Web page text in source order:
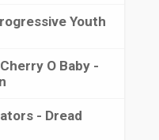
Youth
O Baby -
- Dread